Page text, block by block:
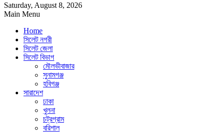
Saturday, August 8, 2026
Main Menu
Home
সিলেট নগরী
সিলেট জেলা
সিলেট বিভাগ
মৌলভীবাজার
সুনামগঞ্জ
হবিগঞ্জ
সারাদেশ
ঢাকা
খুলনা
চট্রগ্রাম
বরিশাল